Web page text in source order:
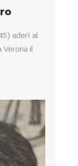
aderì al
Verona il